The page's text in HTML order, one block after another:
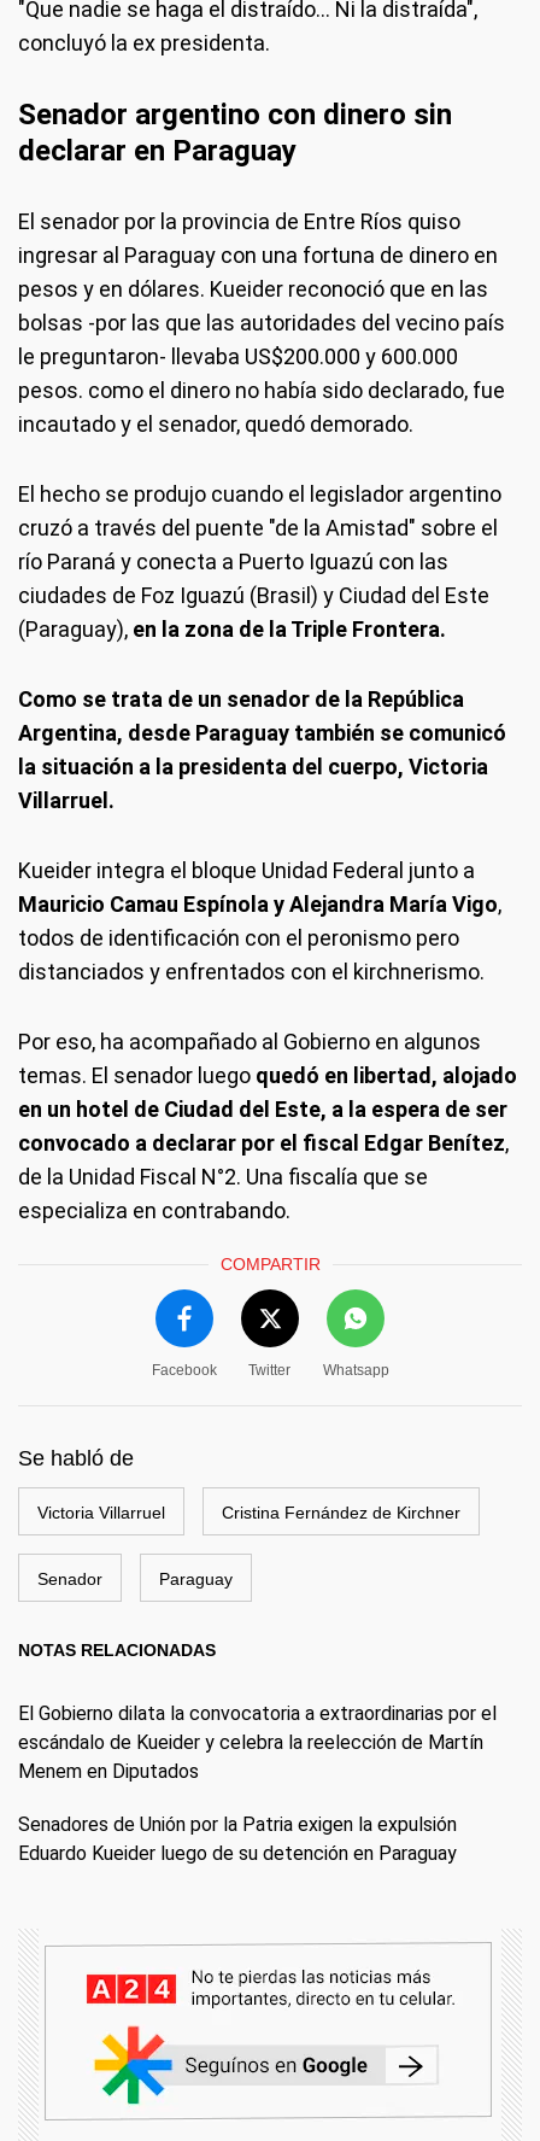
"Que nadie se haga el distraído… Ni la distraída",
concluyó la ex presidenta.
Senador argentino con dinero sin
declarar en Paraguay
El senador por la provincia de Entre Ríos quiso
ingresar al Paraguay con una fortuna de dinero en
pesos y en dólares. Kueider reconoció que en las
bolsas -por las que las autoridades del vecino país
le preguntaron- llevaba US$200.000 y 600.000
pesos. como el dinero no había sido declarado, fue
incautado y el senador, quedó demorado.
El hecho se produjo cuando el legislador argentino
cruzó a través del puente "de la Amistad" sobre el
río Paraná y conecta a Puerto Iguazú con las
ciudades de Foz Iguazú (Brasil) y Ciudad del Este
(Paraguay), en la zona de la Triple Frontera.
Como se trata de un senador de la República
Argentina, desde Paraguay también se comunicó
la situación a la presidenta del cuerpo, Victoria
Villarruel.
Kueider integra el bloque Unidad Federal junto a
Mauricio Camau Espínola y Alejandra María Vigo,
todos de identificación con el peronismo pero
distanciados y enfrentados con el kirchnerismo.
Por eso, ha acompañado al Gobierno en algunos
temas. El senador luego quedó en libertad, alojado
en un hotel de Ciudad del Este, a la espera de ser
convocado a declarar por el fiscal Edgar Benítez,
de la Unidad Fiscal N°2. Una fiscalía que se
especializa en contrabando.
COMPARTIR
Facebook Twitter Whatsapp
Se habló de
Victoria Villarruel Cristina Fernández de Kirchner
Senador Paraguay
NOTAS RELACIONADAS
El Gobierno dilata la convocatoria a extraordinarias por el
escándalo de Kueider y celebra la reelección de Martín
Menem en Diputados
Senadores de Unión por la Patria exigen la expulsión
Eduardo Kueider luego de su detención en Paraguay